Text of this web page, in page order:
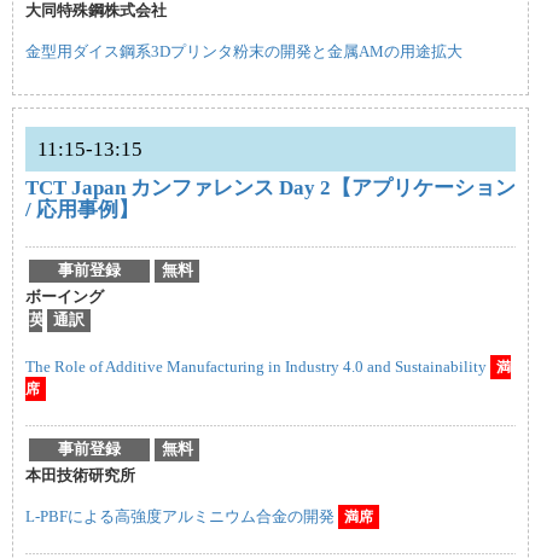
大同特殊鋼株式会社
金型用ダイス鋼系3Dプリンタ粉末の開発と金属AMの用途拡大
11:15-13:15
TCT Japan カンファレンス Day 2【アプリケーション
/ 応用事例】
事前登録
無料
ボーイング
英
通訳
The Role of Additive Manufacturing in Industry 4.0 and Sustainability 満
席
事前登録
無料
本田技術研究所
L-PBFによる高強度アルミニウム合金の開発 満席